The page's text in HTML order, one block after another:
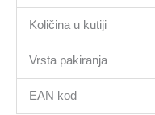
Količina u kutiji
Vrsta pakiranja
EAN kod